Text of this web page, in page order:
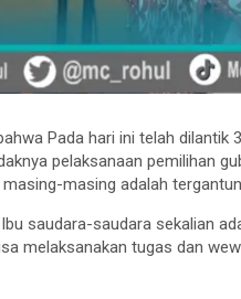
Pada hari ini telah dilantik
pelaksanaan pemilihan
masing adalah
saudara-saudara sekalian
melaksanakan tugas dan